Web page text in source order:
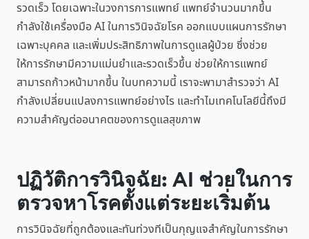
รวดเร็ว โดยเฉพาะในวงการการแพทย์ แพทย์จำนวนมากขึ้น
กำลังใช้เครื่องมือ AI ในการวินิจฉัยโรค ออกแบบแผนการรักษา
เฉพาะบุคคล และเพิ่มประสิทธิภาพในการดูแลผู้ป่วย ซึ่งช่วย
ให้การรักษามีความแม่นยำและรวดเร็วขึ้น ช่วยให้การแพทย์
สามารถก้าวหน้ามากขึ้น ในบทความนี้ เราจะพามาสำรวจว่า AI
กำลังเปลี่ยนแปลงการแพทย์อย่างไร และทำไมเทคโนโลยีนี้ถึงมี
ความสำคัญต่ออนาคตของการดูแลสุขภาพ
ปฏิวัติการวินิจฉัย: AI ช่วยในการ
ตรวจหาโรคตั้งแต่ระยะเริ่มต้น
การวินิจฉัยที่ถูกต้องและทันท่วงทีเป็นกุญแจสำคัญในการรักษา